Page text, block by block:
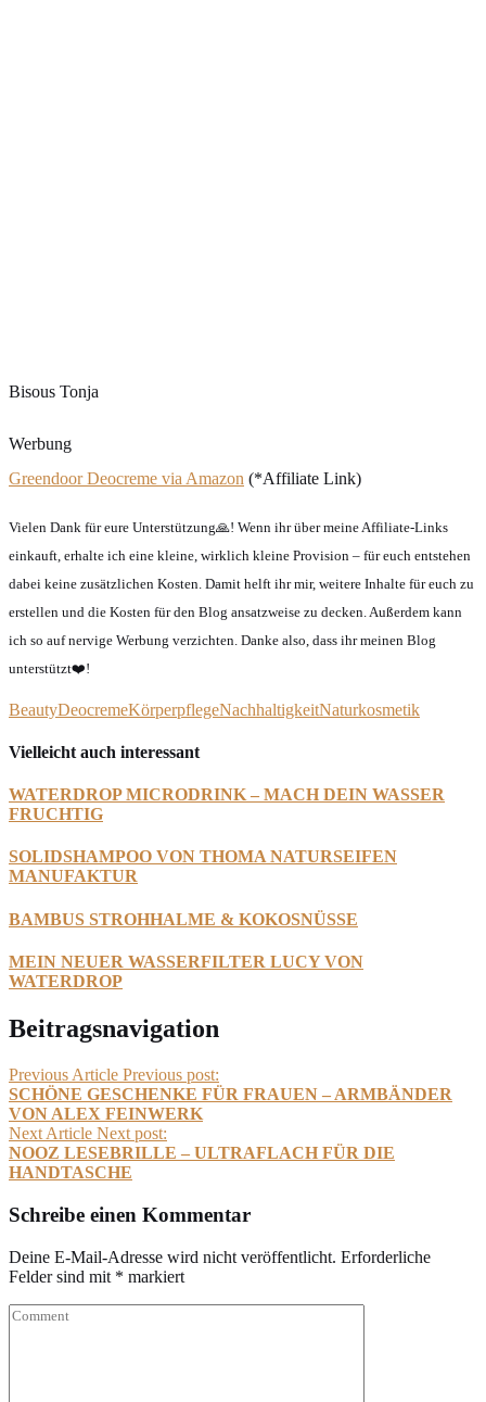
Bisous Tonja
Werbung
Greendoor Deocreme via Amazon (*Affiliate Link)
Vielen Dank für eure Unterstützung🙏! Wenn ihr über meine Affiliate-Links
einkauft, erhalte ich eine kleine, wirklich kleine Provision – für euch entstehen
dabei keine zusätzlichen Kosten. Damit helft ihr mir, weitere Inhalte für euch zu
erstellen und die Kosten für den Blog ansatzweise zu decken. Außerdem kann
ich so auf nervige Werbung verzichten. Danke also, dass ihr meinen Blog
unterstützt❤️!
BeautyDeocremeKörperpflegeNachhaltigkeitNaturkosmetik
Vielleicht auch interessant
WATERDROP MICRODRINK – MACH DEIN WASSER
FRUCHTIG
SOLIDSHAMPOO VON THOMA NATURSEIFEN
MANUFAKTUR
BAMBUS STROHHALME & KOKOSNÜSSE
MEIN NEUER WASSERFILTER LUCY VON
WATERDROP
Beitragsnavigation
Previous Article Previous post:
SCHÖNE GESCHENKE FÜR FRAUEN – ARMBÄNDER
VON ALEX FEINWERK
Next Article Next post:
NOOZ LESEBRILLE – ULTRAFLACH FÜR DIE
HANDTASCHE
Schreibe einen Kommentar
Deine E-Mail-Adresse wird nicht veröffentlicht. Erforderliche
Felder sind mit * markiert